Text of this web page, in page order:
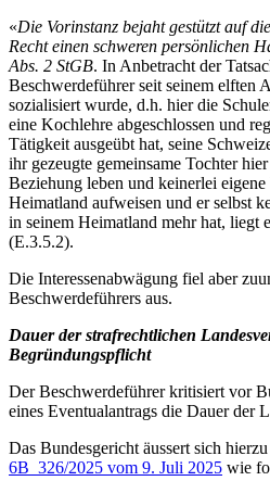
«Die Vorinstanz bejaht gestützt auf
Recht einen schweren persönlichen
Abs. 2 StGB. In Anbetracht der
Beschwerdeführer seit seinem elften
sozialisiert wurde, d.h. hier die
eine Kochlehre abgeschlossen und
Tätigkeit ausgeübt hat, seine
ihr gezeugte gemeinsame Tochter
Beziehung leben und keinerlei
Heimatland aufweisen und er selbst
in seinem Heimatland mehr hat, liegt
(E.3.5.2).
Die Interessenabwägung fiel aber
Beschwerdeführers aus.
Dauer der strafrechtlichen
Begründungspflicht
Der Beschwerdeführer kritisiert vor
eines Eventualantrags die Dauer der
Das Bundesgericht äussert sich
6B_326/2025 vom 9. Juli 2025 wie